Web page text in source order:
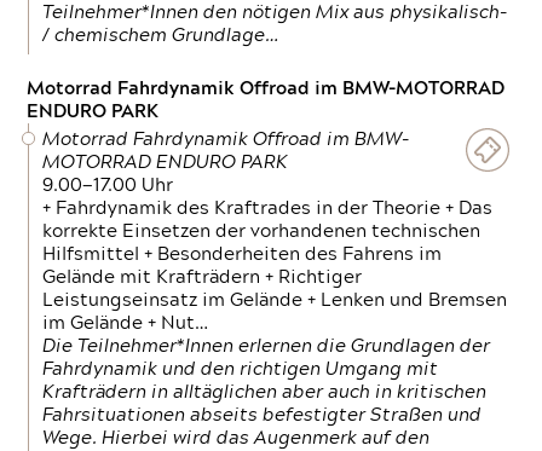
Teilnehmer*Innen den nötigen Mix aus physikalisch-
/ chemischem Grundlage…
Motorrad Fahrdynamik Offroad im BMW-MOTORRAD
ENDURO PARK
Motorrad Fahrdynamik Offroad im BMW-
MOTORRAD ENDURO PARK
9.00—17.00 Uhr
+ Fahrdynamik des Kraftrades in der Theorie + Das
korrekte Einsetzen der vorhandenen technischen
Hilfsmittel + Besonderheiten des Fahrens im
Gelände mit Krafträdern + Richtiger
Leistungseinsatz im Gelände + Lenken und Bremsen
im Gelände + Nut…
Die Teilnehmer*Innen erlernen die Grundlagen der
Fahrdynamik und den richtigen Umgang mit
Krafträdern in alltäglichen aber auch in kritischen
Fahrsituationen abseits befestigter Straßen und
Wege. Hierbei wird das Augenmerk auf den